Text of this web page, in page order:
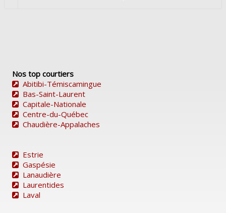
Nos top courtiers
Abitibi-Témiscamingue
Bas-Saint-Laurent
Capitale-Nationale
Centre-du-Québec
Chaudière-Appalaches
Estrie
Gaspésie
Lanaudière
Laurentides
Laval